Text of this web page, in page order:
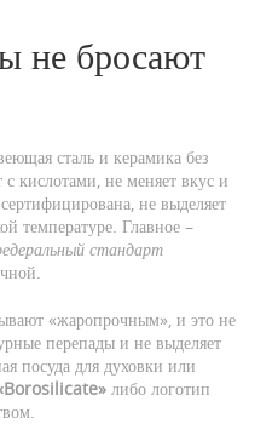
не бросают
сталь и керамика без
кислотами, не меняет вкус и
не выделяет
температуре. Главное –
стандарт
«жаропрочным», и это не
перепады и не выделяет
посуда для духовки или
либо логотип